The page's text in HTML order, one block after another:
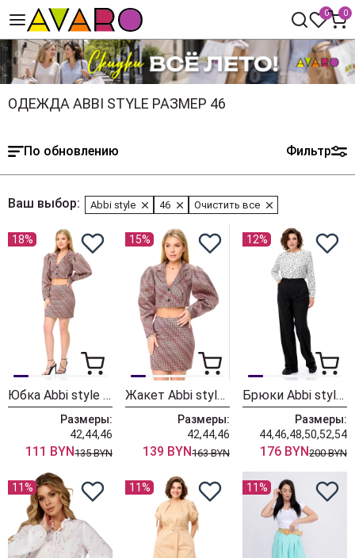
0 0
ОДЕЖДА ABBI STYLE РАЗМЕР 46
По обновлению Фильтр
Ваш выбор: Abbi style 46 Очистить все
18%
Юбка Abbi style 5019.2 бежевый
Размеры:
42,44,46
111 BYN135 BYN
15%
Жакет Abbi style 5019.2 бежевый
Размеры:
42,44,46
139 BYN163 BYN
12%
Брюки Abbi style 2005 чёрные
Размеры:
44,46,48,50,52,54
176 BYN200 BYN
11% 11% 11%